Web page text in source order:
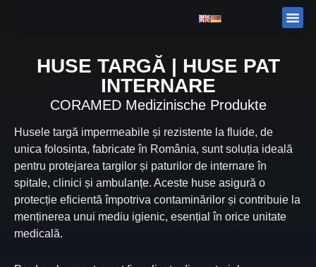
HUSE TARGĂ | HUSE PAT
INTERNARE
CORAMED Medizinische Produkte
Husele targă impermeabile și rezistente la fluide, de
unica folosinta, fabricate în România, sunt soluția ideală
pentru protejarea targilor și paturilor de internare în
spitale, clinici și ambulanțe. Aceste huse asigură o
protecție eficientă împotriva contaminărilor și contribuie la
menținerea unui mediu igienic, esențial în orice unitate
medicală.